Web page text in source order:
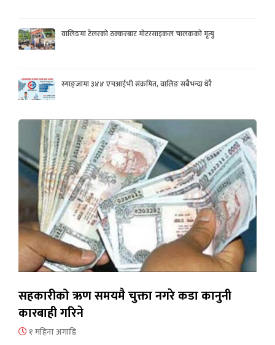
वालिङमा टेलरको ठक्करबाट मोटरसाइकल चालकको मृत्यु
स्याङ्जामा ३४४ एचआईभी संक्रमित, वालिङ सबैभन्दा धेरै
सहकारीको ऋण समयमै चुक्ता नगरे कडा कानुनी
कारबाही गरिने
१ महिना अगाडि